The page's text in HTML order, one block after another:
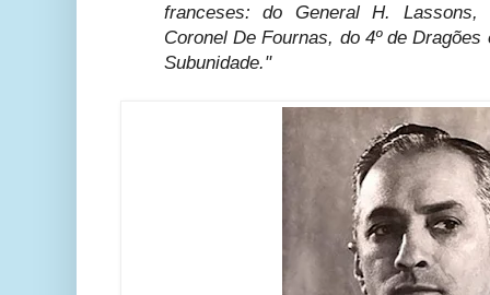
franceses: do General H.
Coronel De Fournas, do 4º de
Subunidade."